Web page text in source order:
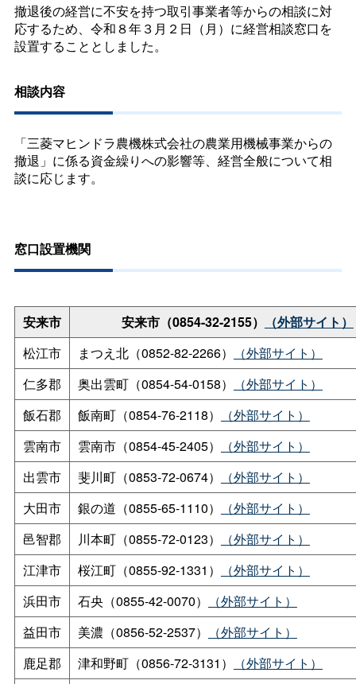
撤退後の経営に不安を持つ取引事業者等からの相談に対
応するため、令和８年３月２日（月）に経営相談窓口を
設置することとしました。
相談内容
「三菱マヒンドラ農機株式会社の農業用機械事業からの
撤退」に係る資金繰りへの影響等、経営全般について相
談に応じます。
窓口設置機関
安来市 安来市（0854-32-2155）
（外部サイト）
松江市
まつえ北（0852-82-2266）
（外部サイト）
仁多郡
奥出雲町（0854-54-0158）
（外部サイト）
飯石郡
飯南町（0854-76-2118）
（外部サイト）
雲南市
雲南市（0854-45-2405）
（外部サイト）
出雲市
斐川町（0853-72-0674）
（外部サイト）
大田市
銀の道（0855-65-1110）
（外部サイト）
邑智郡
川本町（0855-72-0123）
（外部サイト）
江津市
桜江町（0855-92-1331）
（外部サイト）
浜田市
石央（0855-42-0070）
（外部サイト）
益田市
美濃（0856-52-2537）
（外部サイト）
鹿足郡
津和野町（0856-72-3131）
（外部サイト）